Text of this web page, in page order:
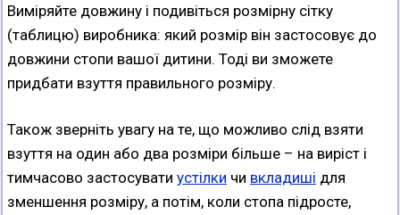
Виміряйте довжину і подивіться розмірну сітку
(таблицю) виробника: який розмір він застосовує до
довжини стопи вашої дитини. Тоді ви зможете
придбати взуття правильного розміру.
Також зверніть увагу на те, що можливо слід взяти
взуття на один або два розміри більше – на виріст і
тимчасово застосувати устілки чи вкладиші для
зменшення розміру, а потім, коли стопа підросте,